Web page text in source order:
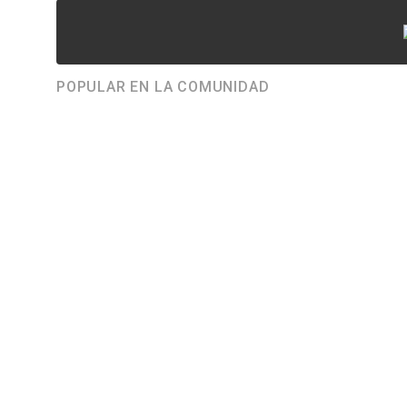
POPULAR EN LA COMUNIDAD